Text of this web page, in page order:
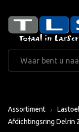
Assortiment
Afdichtingsring Delrin